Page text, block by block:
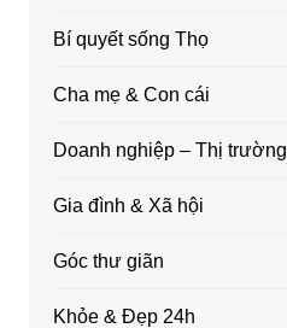
Bí quyết sống Thọ
Cha mẹ & Con cái
Doanh nghiệp – Thị trường
Gia đình & Xã hội
Góc thư giãn
Khỏe & Đẹp 24h